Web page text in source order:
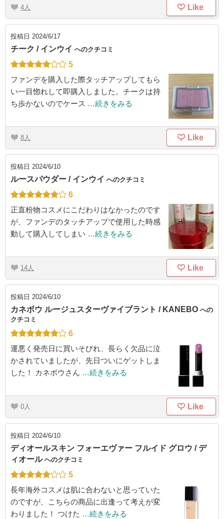
4 Like
投稿日 2024/6/17
チーク / インウイ へのクチコミ
5
ファンデを購入した際タッチアップしてもら
い一目惚れして即購入しました。チークは持
ち歩かないのでケース …続きをみる
8 Like
投稿日 2024/6/10
ルースパウダー / インウイ へのクチコミ
6
正直粉物コスメにこだわりはなかったのです
が、ファンデのタッチアップで使用した時感
動して購入してしまい …続きをみる
14 Like
投稿日 2024/6/10
カネボウ ルージュスターヴァイブラント / KANEBO への
クチコミ
6
運悪く発売日に買いそびれ、長らく欠品に泣
かされていましたが、先日ついにゲットしま
した！ カネボウさん …続きをみる
0 Like
投稿日 2024/6/10
ディオールスキン フォーエヴァー フルイド グロウ / デ
ィオール へのクチコミ
5
長年海外コスメは肌に合わないと思っていた
のですが、こちらの商品に出逢って考えが変
わりました！ つけた …続きをみる